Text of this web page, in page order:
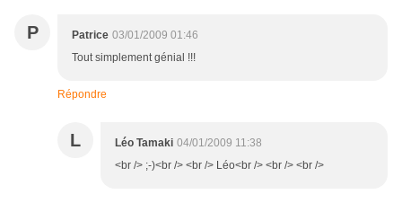
P Patrice 03/01/2009 01:46
Tout simplement génial !!!
Répondre
L Léo Tamaki 04/01/2009 11:38
<br /> ;-)<br /> <br /> Léo<br /> <br /> <br />